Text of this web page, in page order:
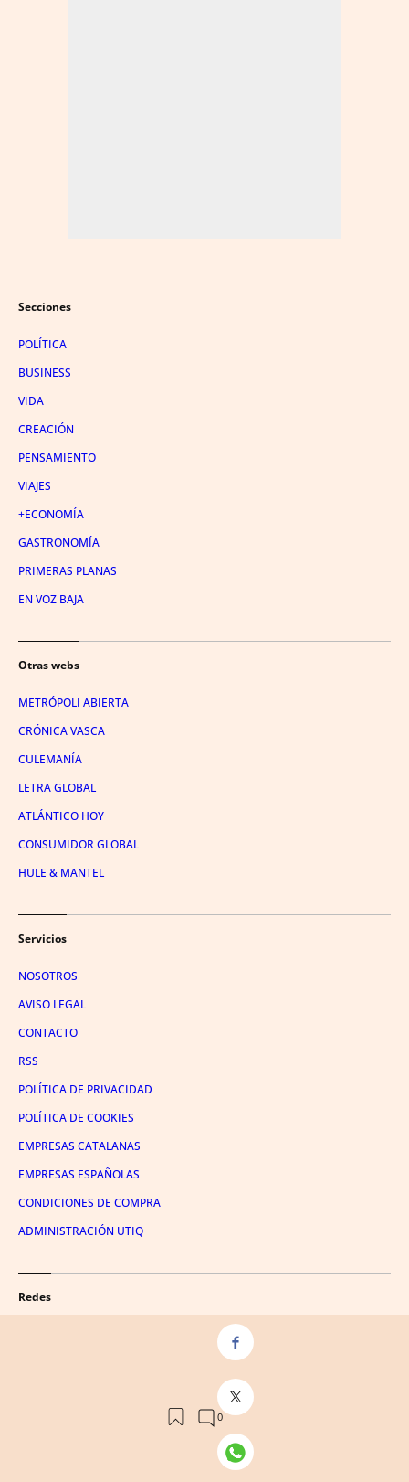
Secciones
POLÍTICA
BUSINESS
VIDA
CREACIÓN
PENSAMIENTO
VIAJES
+ECONOMÍA
GASTRONOMÍA
PRIMERAS PLANAS
EN VOZ BAJA
Otras webs
METRÓPOLI ABIERTA
CRÓNICA VASCA
CULEMANÍA
LETRA GLOBAL
ATLÁNTICO HOY
CONSUMIDOR GLOBAL
HULE & MANTEL
Servicios
NOSOTROS
AVISO LEGAL
CONTACTO
RSS
POLÍTICA DE PRIVACIDAD
POLÍTICA DE COOKIES
EMPRESAS CATALANAS
EMPRESAS ESPAÑOLAS
CONDICIONES DE COMPRA
ADMINISTRACIÓN UTIQ
Redes